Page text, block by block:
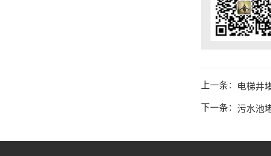
上一条： 电梯井
下一条： 污水池